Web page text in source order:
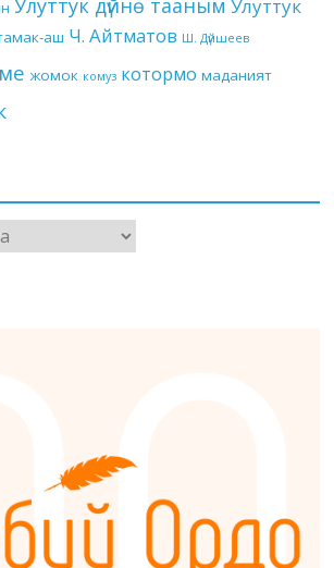
Улуттук
аш Ч. Айтматов Ш. Дүйшеев
жомок комуз котормо маданият